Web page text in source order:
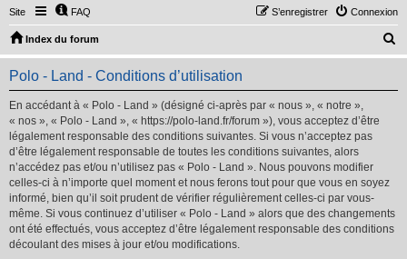
Site FAQ Connexion
S’enregistrer
Index du forum
e
Polo - Land - Conditions d’utilisation
En accédant à « Polo - Land » (désigné ci-après par « nous », « notre »,
« nos », « Polo - Land », « https://polo-land.fr/forum »), vous acceptez d’être
légalement responsable des conditions suivantes. Si vous n’acceptez pas
d’être légalement responsable de toutes les conditions suivantes, alors
n’accédez pas et/ou n’utilisez pas « Polo - Land ». Nous pouvons modifier
celles-ci à n’importe quel moment et nous ferons tout pour que vous en soyez
informé, bien qu’il soit prudent de vérifier régulièrement celles-ci par vous-
même. Si vous continuez d’utiliser « Polo - Land » alors que des changements
ont été effectués, vous acceptez d’être légalement responsable des conditions
découlant des mises à jour et/ou modifications.